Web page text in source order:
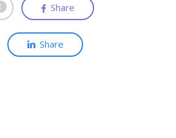
Share
Share